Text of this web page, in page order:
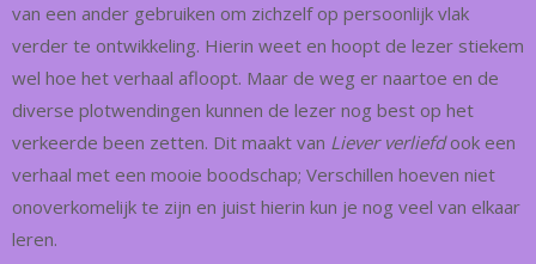
van een ander gebruiken om zichzelf op persoonlijk vlak
verder te ontwikkeling. Hierin weet en hoopt de lezer stiekem
wel hoe het verhaal afloopt. Maar de weg er naartoe en de
diverse plotwendingen kunnen de lezer nog best op het
verkeerde been zetten. Dit maakt van Liever verliefdook een
verhaal met een mooie boodschap; Verschillen hoeven niet
onoverkomelijk te zijn en juist hierin kun je nog veel van elkaar
leren.